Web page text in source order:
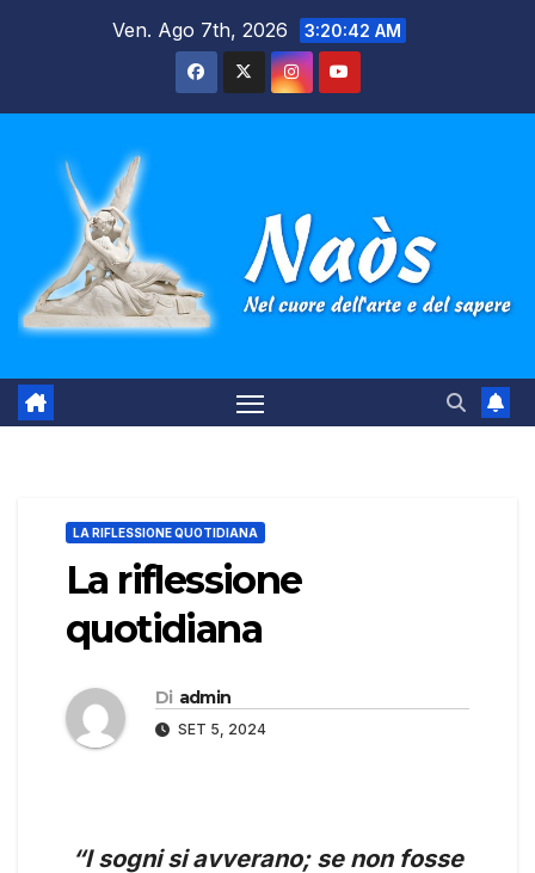
Ven. Ago 7th, 2026 3:20:43 AM
LA RIFLESSIONE QUOTIDIANA
La riflessione
quotidiana
Di admin
SET 5, 2024
“I sogni si avverano; se non fosse